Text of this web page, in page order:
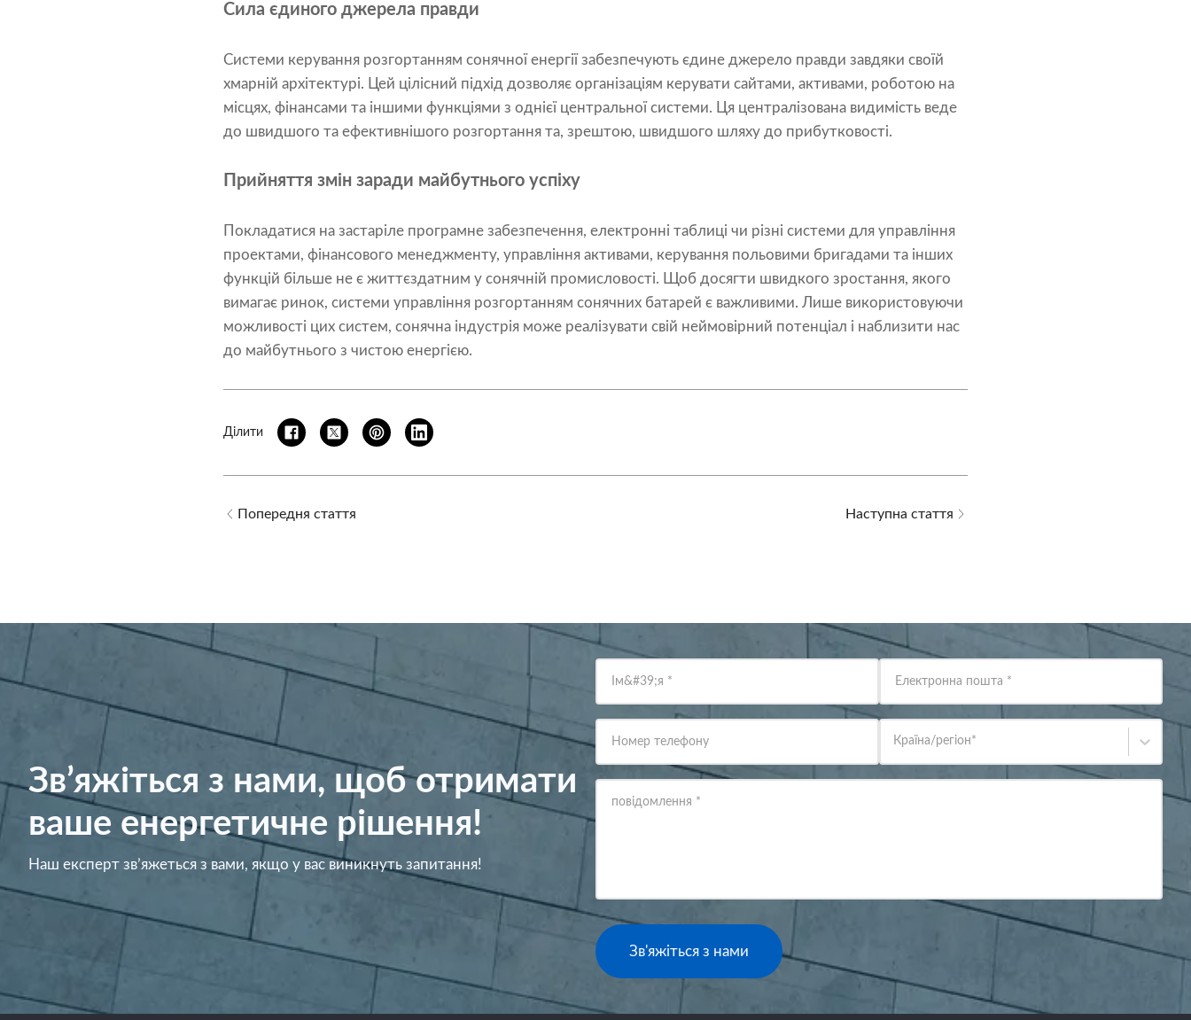
Сила єдиного джерела правди
Системи керування розгортанням сонячної енергії забезпечують єдине джерело правди завдяки своїй
хмарній архітектурі. Цей цілісний підхід дозволяє організаціям керувати сайтами, активами, роботою на
місцях, фінансами та іншими функціями з однієї центральної системи. Ця централізована видимість веде
до швидшого та ефективнішого розгортання та, зрештою, швидшого шляху до прибутковості.
Прийняття змін заради майбутнього успіху
Покладатися на застаріле програмне забезпечення, електронні таблиці чи різні системи для управління
проектами, фінансового менеджменту, управління активами, керування польовими бригадами та інших
функцій більше не є життєздатним у сонячній промисловості. Щоб досягти швидкого зростання, якого
вимагає ринок, системи управління розгортанням сонячних батарей є важливими. Лише використовуючи
можливості цих систем, сонячна індустрія може реалізувати свій неймовірний потенціал і наблизити нас
до майбутнього з чистою енергією.
Ділити
Попередня стаття Наступна стаття
Зв’яжіться з нами, щоб отримати
ваше енергетичне рішення!
Наш експерт зв’яжеться з вами, якщо у вас виникнуть запитання!
Ім&#39;я * Електронна пошта *
Номер телефону Країна/регіон*
повідомлення *
Зв'яжіться з нами